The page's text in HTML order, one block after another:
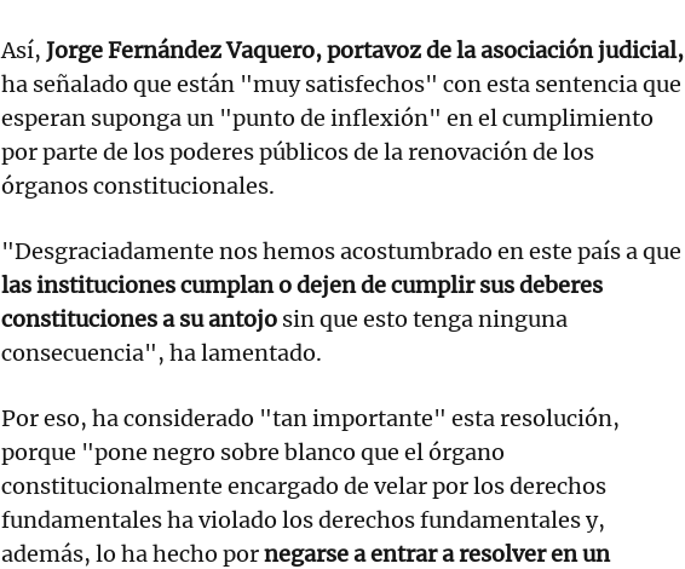
Así, Jorge Fernández Vaquero, portavoz de la asociación judicial,
ha señalado que están "muy satisfechos" con esta sentencia que
esperan suponga un "punto de inflexión" en el cumplimiento
por parte de los poderes públicos de la renovación de los
órganos constitucionales.
"Desgraciadamente nos hemos acostumbrado en este país a que
las instituciones cumplan o dejen de cumplir sus deberes
constituciones a su antojo sin que esto tenga ninguna
consecuencia", ha lamentado.
Por eso, ha considerado "tan importante" esta resolución,
porque "pone negro sobre blanco que el órgano
constitucionalmente encargado de velar por los derechos
fundamentales ha violado los derechos fundamentales y,
además, lo ha hecho pornegarse a entrar a resolver en un